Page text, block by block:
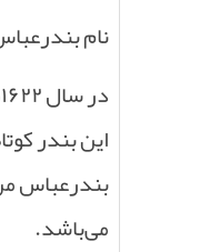
نام
در سال۱۶۲۲
این بندر
بندرعباس
می‌باشد.